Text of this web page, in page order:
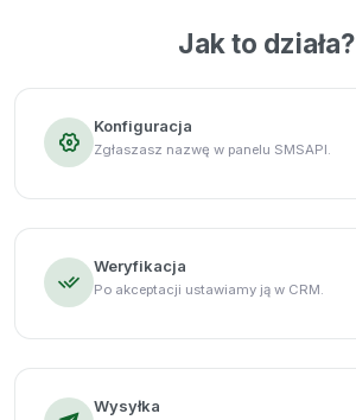
Jak to działa?
Konfiguracja
Zgłaszasz nazwę w panelu SMSAPI.
Weryfikacja
Po akceptacji ustawiamy ją w CRM.
Wysyłka